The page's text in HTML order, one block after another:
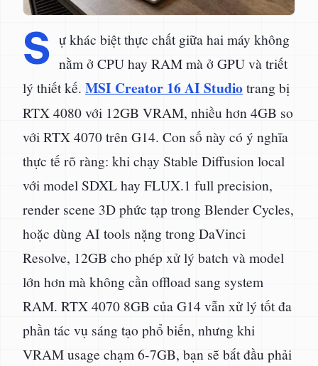
S ự khác biệt thực chất giữa hai máy không
nằm ở CPU hay RAM mà ở GPU và triết
lý thiết kế. MSI Creator 16 AI Studiotrang bị
RTX 4080 với 12GB VRAM, nhiều hơn 4GB so
với RTX 4070 trên G14. Con số này có ý nghĩa
thực tế rõ ràng: khi chạy Stable Diffusion local
với model SDXL hay FLUX.1 full precision,
render scene 3D phức tạp trong Blender Cycles,
hoặc dùng AI tools nặng trong DaVinci
Resolve, 12GB cho phép xử lý batch và model
lớn hơn mà không cần offload sang system
RAM. RTX 4070 8GB của G14 vẫn xử lý tốt đa
phần tác vụ sáng tạo phổ biến, nhưng khi
VRAM usage chạm 6-7GB, bạn sẽ bắt đầu phải